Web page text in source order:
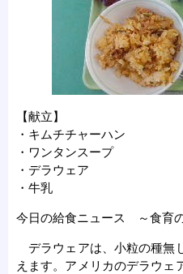
【献立】
・キムチチャーハン
・ワンタンスープ
・デラウェア
・牛乳
今日の給食ニュース ～食育
デラウェアは、小粒の種無
えます。アメリカのデラウェ